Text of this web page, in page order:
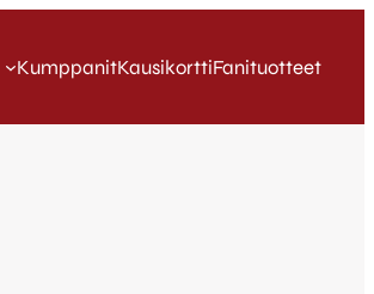
KumppanitKausikorttiFanituotteet